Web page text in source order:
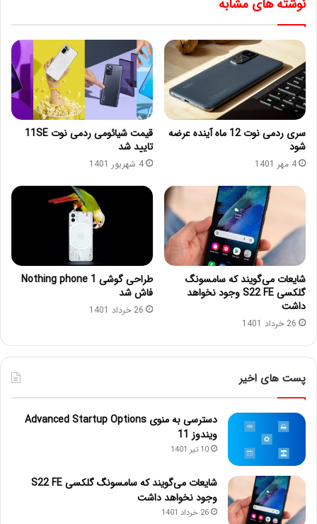
نوشته های مشابه
سری ردمی نوت 12 ماه آینده عرضه
شود
4 مهر 1401
قیمت شیائومی ردمی نوت 11SE
تایید شد
4 شهریور 1401
شایعات می‌گویند که سامسونگ
گلکسی S22 FE وجود نخواهد
داشت
26 خرداد 1401
طراحی گوشی Nothing phone 1
فاش شد
26 خرداد 1401
پست های اخیر
دسترسی به منوی Advanced Startup Options
ویندوز 11
10 تیر 1401
شایعات می‌گویند که سامسونگ گلکسی S22 FE
وجود نخواهد داشت
26 خرداد 1401